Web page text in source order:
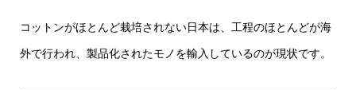
コットンがほとんど栽培されない日本は、工程のほとんどが海
外で行われ、製品化されたモノを輸入しているのが現状です。